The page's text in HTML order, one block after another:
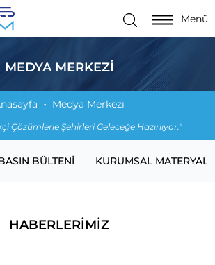
Menü
MEDYA MERKEZI
Medya Merkezi
Çözümlerle Şehirleri Geleceğe Hazırlıyor."
BÜLTENI KURUMSAL
HABERLERİMİZ